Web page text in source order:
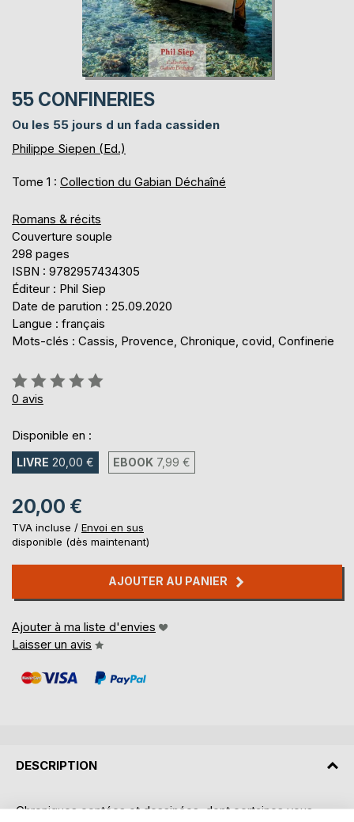
55 CONFINERIES
Ou les 55 jours d un fada cassiden
Philippe Siepen (Ed.)
Tome 1 : Collection du Gabian Déchaîné
Romans & récits
Couverture souple
298 pages
ISBN : 9782957434305
Éditeur : Phil Siep
Date de parution : 25.09.2020
Langue : français
Mots-clés : Cassis, Provence, Chronique, covid, Confinerie
Évaluation:
0%
0 avis
Disponible en :
LIVRE 20,00 € EBOOK 7,99 €
20,00 €
TVA incluse / Envoi en sus
disponible (dès maintenant)
AJOUTER AU PANIER
Ajouter à ma liste d'envies
Laisser un avis
DESCRIPTION
Chroniques contées et dessinées, dont certaines vous